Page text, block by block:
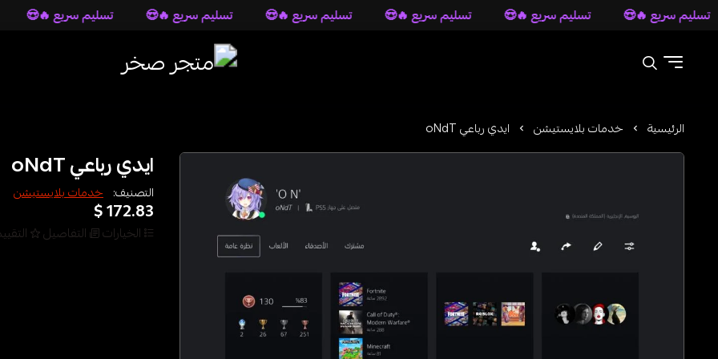
سريع 🔥😍 تسليم سريع 🔥😍 تسليم سريع 🔥😍 تسليم سريع 🔥😍 تسليم سريع 🔥😍 تسليم سريع 🔥😍
متجر صخر
الرئيسية خدمات بلايستيشن ايدي رباعي oNdT
ايدي رباعي oNdT
التصنيف: خدمات بلايستيشن
172.83 $
الخيارات التفاصيل